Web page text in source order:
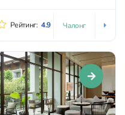
атмосфера, в которой
удобно задержаться с
ноутбуком на пару часов.
Пространство чистое и
ухоженное, в санузлах —
хорошее мыло, крем для рук
и...
Рейтинг: 4.9 Чалонг